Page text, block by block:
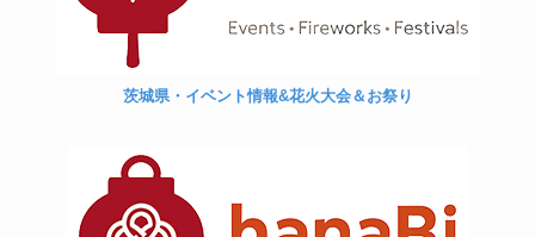
茨城県・イベント情報&花火大会＆お祭り